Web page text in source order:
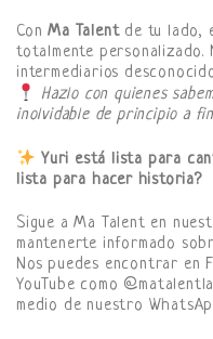
ConMa Talentde tu lado,
totalmente personalizado.
intermediarios
Hazlo con quienes
inolvidable de principio a
Yuri está lista para
lista para hacer historia?
Sigue a Ma Talent en
mantenerte informado
Nos puedes encontrar en
YouTube como
medio de nuestro